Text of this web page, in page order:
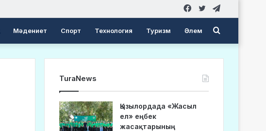
Twitter
Facebook
Мәдениет Спорт Технология Туризм Әлем Search
for
TuraNews
Қызылордада «Жасыл
ел» еңбек
жасақтарының